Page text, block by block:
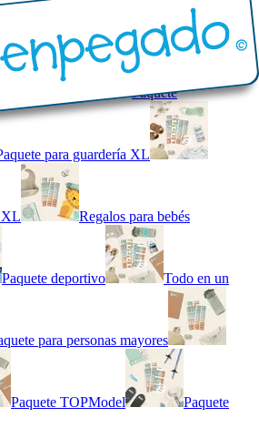
nombre básica
etiquetas Paquete
para guardería XL
Regalos para bebés
Paquete deportivo Todo en un
para personas mayores
Paquete TOPModel Paquete